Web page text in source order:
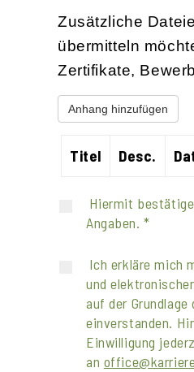
Zusätzliche
übermitteln
Zertifikate,
Anhang hinzufügen
Titel Desc.
Hiermit
Angaben. *
Ich erkläre mich
und
auf der
einverstanden.
Einwilligung
an